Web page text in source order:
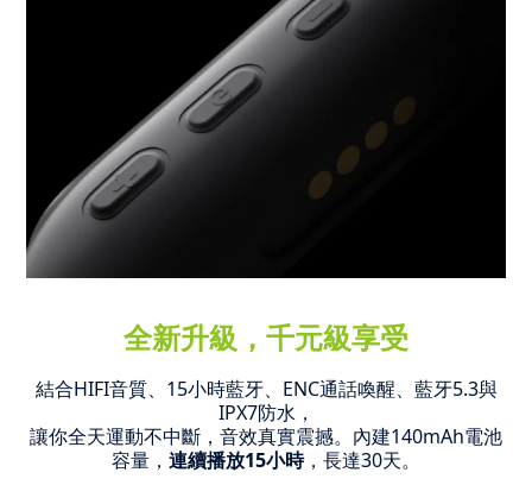
全新升級，千元級享受
結合HIFI音質、15小時藍牙、ENC通話喚醒、藍牙5.3與
IPX7防水，
讓你全天運動不中斷，音效真實震撼。 內建140mAh電池
容量， 連續播放15小時，長達30天。